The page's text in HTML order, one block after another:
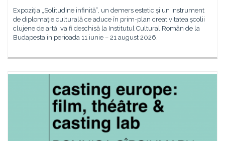
Expoziția „Solitudine infinită”, un demers estetic și un instrument
de diplomație culturală ce aduce în prim-plan creativitatea școlii
clujene de artă, va fi deschisă la Institutul Cultural Român de la
Budapesta în perioada 11 iunie – 21 august 2026.